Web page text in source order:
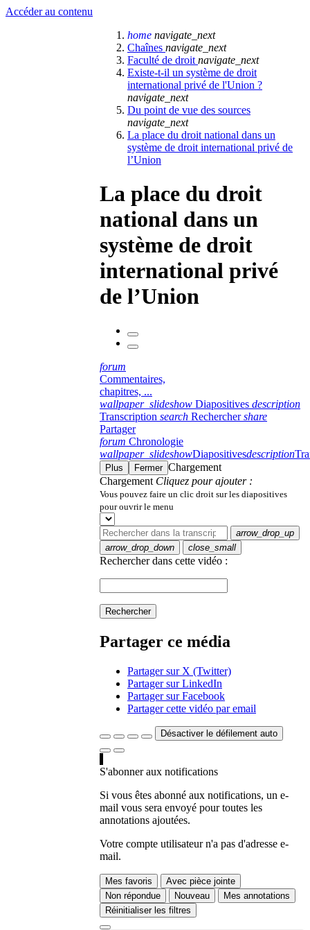
Accéder au contenu
home navigate_next
Chaînes navigate_next
Faculté de droit navigate_next
Existe-t-il un système de droit
international privé de l'Union ?
navigate_next
Du point de vue des sources
navigate_next
La place du droit national dans un
système de droit international privé de
l’Union
La place du droit
national dans un
système de droit
international privé
de l’Union
forum
Commentaires,
chapitres, ...
wallpaper_slideshow Diapositives description
Transcription search Rechercher share
Partager
forum Chronologie
wallpaper_slideshowDiapositivesdescription
Plus Fermer Chargement
Chargement Cliquez pour ajouter :
Vous pouvez faire un clic droit sur les diapositives
pour ouvrir le menu
arrow_drop_up
arrow_drop_down
close_small
Rechercher dans cette vidéo :
Rechercher
Partager ce média
Partager sur X (Twitter)
Partager sur LinkedIn
Partager sur Facebook
Partager cette vidéo par email
Désactiver le défilement auto
S'abonner aux notifications
Si vous êtes abonné aux notifications, un e-
mail vous sera envoyé pour toutes les
annotations ajoutées.
Votre compte utilisateur n'a pas d'adresse e-
mail.
Mes favoris
Avec pièce jointe
Non répondue
Nouveau
Mes annotations
Réinitialiser les filtres